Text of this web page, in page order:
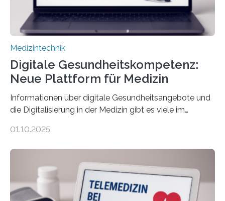
Medizintechnik
Digitale Gesundheitskompetenz:
Neue Plattform für Medizin
Informationen über digitale Gesundheitsangebote und
die Digitalisierung in der Medizin gibt es viele im
seriösen und wissenschaftlich abgesicherten Inhalten?
Forscherinnen der Technischen Universität Dresden
(TUD) richtet sich das Portal sowohl an Patientinnen
und Patienten, aber ebenso an medizinisches
01.10.2025